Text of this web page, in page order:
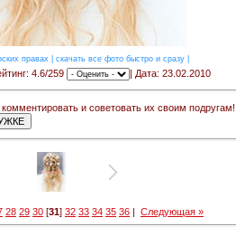
правах скачать все фото быстро и сразу
4.6/259 | Дата: 23.02.2010
и советовать их своим подругам!
28 29 30 [31] 32 33 34 35 36 | Следующая »